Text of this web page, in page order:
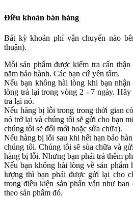
Điều khoản bán hàng
Bất kỳ khoản phí vận chuyển nào
thuận).
Mỗi sản phẩm được kiểm tra cẩn
năm bảo hành. Các bạn cứ yên tâm.
Nếu bạn không hài lòng khi bạn
lòng trả lại trong vòng 2 - 7 ngày.
trả lại nó.
Nếu hàng bị lỗi trong trong thời gian
nó trở lại và chúng tôi sẽ gửi cho bạn
chúng tôi sẽ đổi mới hoặc sửa chữa).
Nếu hàng bị lỗi sau khi hết hạn bảo
chúng tôi. Chúng tôi sẽ sủa chữa và
hàng bị lỗi. Nhưng bạn phải trả thêm
Nếu bạn không hài lòng về sản phẩm
lượng thì bạn phải được gửi lại cho
trong điều kiện sản phẩn vẫn như
theo sản phẩm đó.